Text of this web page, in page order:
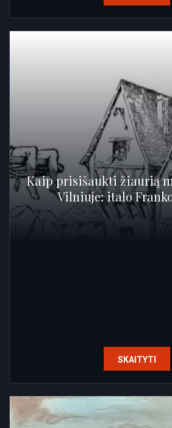
Kaip prisišaukti žiaurią
Vilniuje: italo
SKAITYTI